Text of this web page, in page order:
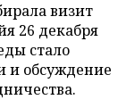
визит
26 декабря
стало
и обсуждение